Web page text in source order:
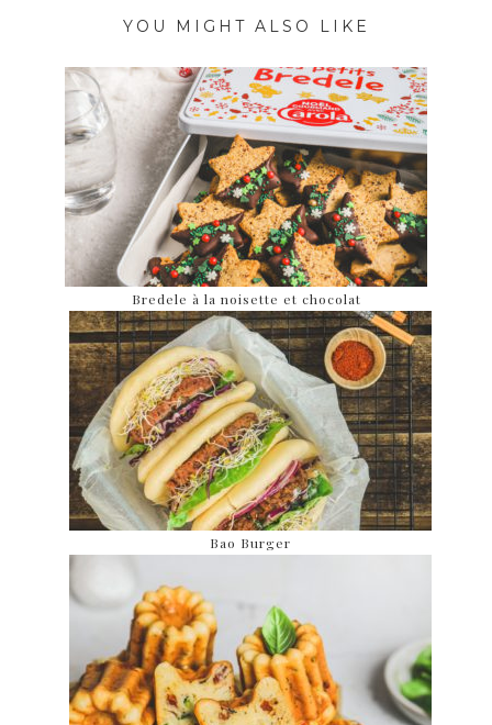
YOU MIGHT ALSO LIKE
Bredele à la noisette et chocolat
Bao Burger